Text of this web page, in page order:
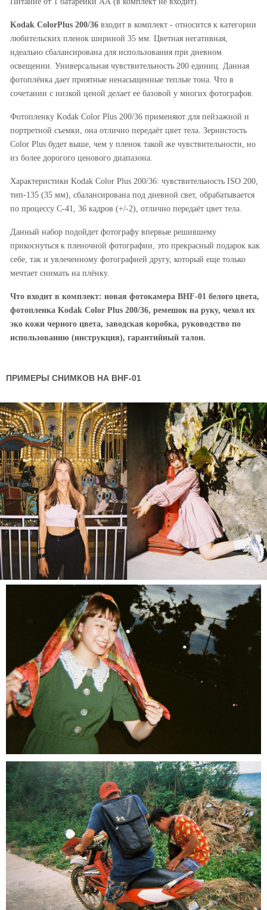
Kodak ColorPlus 200/36входит в комплект - относится к категории
любительских пленок шириной 35 мм. Цветная негативная,
идеально сбалансирована для использования при дневном
освещении. Универсальная чувствительность 200 единиц. Данная
фотоплёнка дает приятные ненасыщенные теплые тона. Что в
сочетании с низкой ценой делает ее базовой у многих фотографов.
Фотопленку Kodak Color Plus 200/36 применяют для пейзажной и
портретной съемки, она отлично передаёт цвет тела. Зернистость
Color Plus будет выше, чем у пленок такой же чувствительности, но
из более дорогого ценового диапазона.
Характеристики Kodak Color Plus 200/36: чувствительность ISO 200,
тип-135 (35 мм), сбалансирована под дневной свет, обрабатывается
по процессу С-41, 36 кадров (+/-2), отлично передаёт цвет тела.
Данный набор подойдет фотографу впервые решившему
прикоснуться к пленочной фотографии, это прекрасный подарок как
себе, так и увлеченному фотографией другу, который еще только
мечтает снимать на плёнку.
Что входит в комплект: новая фотокамера BHF-01 белого цвета,
фотопленка Kodak Color Plus 200/36, ремешок на руку, чехол их
эко кожи черного цвета, заводская коробка, руководство по
использованию (инструкция), гарантийный талон.
ПРИМЕРЫ СНИМКОВ НА BHF-01